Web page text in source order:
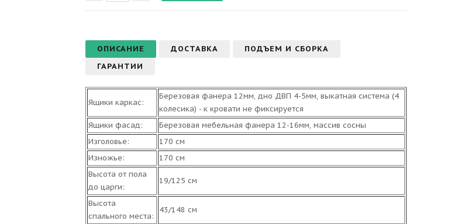
ОПИСАНИЕ ДОСТАВКА
ПОДЪЕМ И СБОРКА
ГАРАНТИИ
Ящики каркас:
Березовая фанера 12мм, дно ДВП 4-5мм, выкатная система (4
колесика) - к кровати не фиксируется
Ящики фасад:
Березовая мебельная фанера 12-16мм, массив сосны
Изголовье:
170 см
Изножье:
170 см
Высота от пола
до царги:
19/125 см
Высота
спального места:
43/148 см